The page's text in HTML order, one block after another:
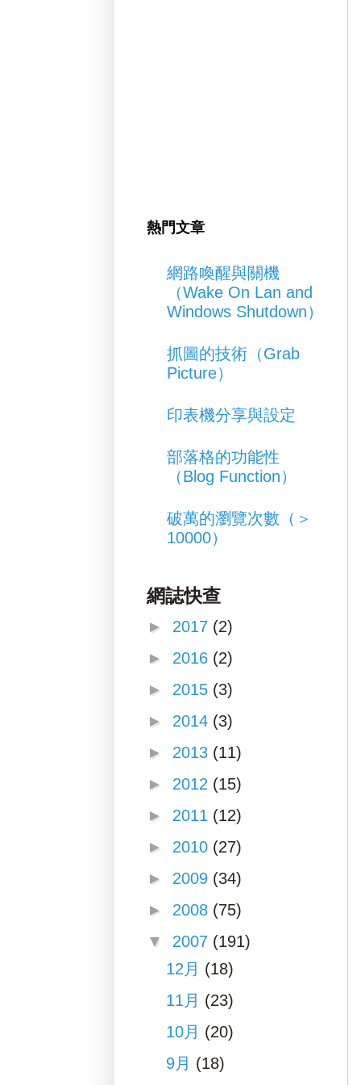
熱門文章
網路喚醒與關機
（Wake On Lan and
Windows Shutdown）
抓圖的技術（Grab
Picture）
印表機分享與設定
部落格的功能性
（Blog Function）
破萬的瀏覽次數（＞
10000）
網誌快查
► 2017 (2)
► 2016 (2)
► 2015 (3)
► 2014 (3)
► 2013 (11)
► 2012 (15)
► 2011 (12)
► 2010 (27)
► 2009 (34)
► 2008 (75)
▼ 2007 (191)
12月 (18)
11月 (23)
10月 (20)
9月 (18)